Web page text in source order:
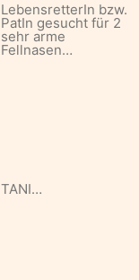
LebensretterIn bzw.
PatIn gesucht für 2
sehr arme
Fellnasen…
TANI…